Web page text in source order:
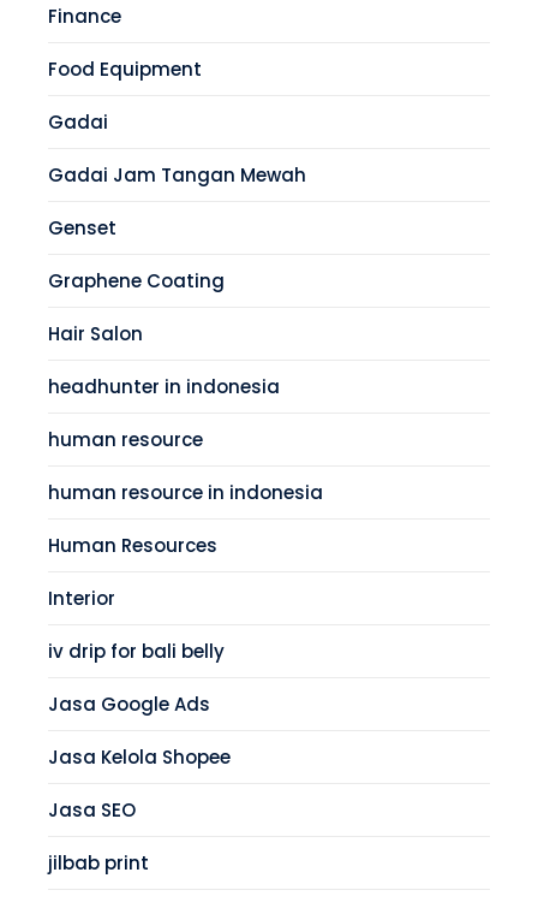
Finance
Food Equipment
Gadai
Gadai Jam Tangan Mewah
Genset
Graphene Coating
Hair Salon
headhunter in indonesia
human resource
human resource in indonesia
Human Resources
Interior
iv drip for bali belly
Jasa Google Ads
Jasa Kelola Shopee
Jasa SEO
jilbab print